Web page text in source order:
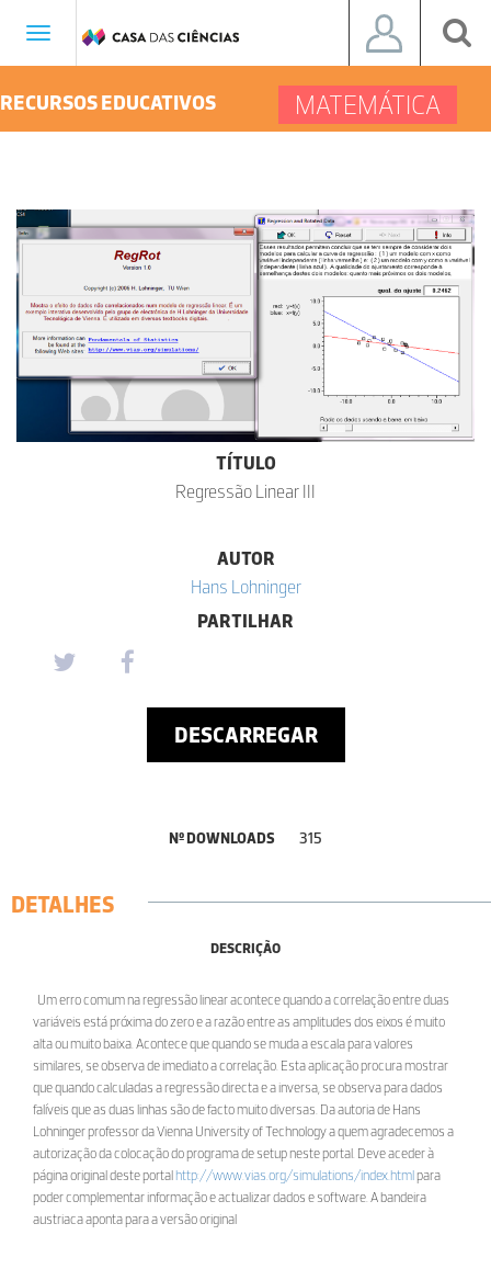
Toggle
RECURSOS EDUCATIVOS MATEMÁTICA
TÍTULO
Regressão Linear III
AUTOR
Hans Lohninger
PARTILHAR
DESCARREGAR
Nº DOWNLOADS 315
DETALHES
DESCRIÇÃO
Um erro comum na regressão linear acontece quando a correlação entre duas
variáveis está próxima do zero e a razão entre as amplitudes dos eixos é muito
alta ou muito baixa. Acontece que quando se muda a escala para valores
similares, se observa de imediato a correlação. Esta aplicação procura mostrar
que quando calculadas a regressão directa e a inversa, se observa para dados
falíveis que as duas linhas são de facto muito diversas. Da autoria de Hans
Lohninger professor da Vienna University of Technology a quem agradecemos a
autorização da colocação do programa de setup neste portal. Deve aceder à
página original deste portalhttp://www.vias.org/simulations/index.htmlpara
poder complementar informação e actualizar dados e software. A bandeira
austriaca aponta para a versão original